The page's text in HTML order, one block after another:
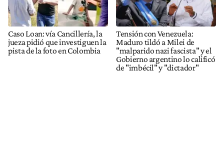
Caso Loan: vía Cancillería, la
jueza pidió que investiguen la
pista de la foto en Colombia
Tensión con Venezuela:
Maduro tildó a Milei de
"malparido nazi fascista" y el
Gobierno argentino lo calificó
de "imbécil" y "dictador"